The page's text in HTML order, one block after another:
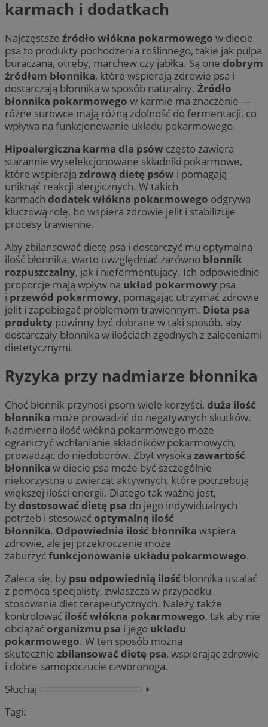
karmach i dodatkach
Najczęstsze źródło włókna pokarmowego w diecie
psa to produkty pochodzenia roślinnego, takie jak pulpa
buraczana, otręby, marchew czy jabłka. Są one dobrym
źródłem błonnika, które wspierają zdrowie psa i
dostarczają błonnika w sposób naturalny. Źródło
błonnika pokarmowego w karmie ma znaczenie —
różne surowce mają różną zdolność do fermentacji, co
wpływa na funkcjonowanie układu pokarmowego.
Hipoalergiczna karma dla psów często zawiera
starannie wyselekcjonowane składniki pokarmowe,
które wspierają zdrową dietę psów i pomagają
uniknąć reakcji alergicznych. W takich
karmach dodatek włókna pokarmowego odgrywa
kluczową rolę, bo wspiera zdrowie jelit i stabilizuje
procesy trawienne.
Aby zbilansować dietę psa i dostarczyć mu optymalną
ilość błonnika, warto uwzględniać zarówno błonnik
rozpuszczalny, jak i niefermentujący. Ich odpowiednie
proporcje mają wpływ na układ pokarmowy psa
i przewód pokarmowy, pomagając utrzymać zdrowie
jelit i zapobiegać problemom trawiennym. Dieta psa
produkty powinny być dobrane w taki sposób, aby
dostarczały błonnika w ilościach zgodnych z zaleceniami
dietetycznymi.
Ryzyka przy nadmiarze błonnika
Choć błonnik przynosi psom wiele korzyści, duża ilość
błonnika może prowadzić do negatywnych skutków.
Nadmierna ilość włókna pokarmowego może
ograniczyć wchłanianie składników pokarmowych,
prowadząc do niedoborów. Zbyt wysoka zawartość
błonnika w diecie psa może być szczególnie
niekorzystna u zwierząt aktywnych, które potrzebują
większej ilości energii. Dlatego tak ważne jest,
by dostosować dietę psa do jego indywidualnych
potrzeb i stosować optymalną ilość
błonnika. Odpowiednia ilość błonnika wspiera
zdrowie, ale jej przekroczenie może
zaburzyćfunkcjonowanie układu pokarmowego.
Zaleca się, by psu odpowiednią ilość błonnika ustalać
z pomocą specjalisty, zwłaszcza w przypadku
stosowania diet terapeutycznych. Należy także
kontrolować ilość włókna pokarmowego, tak aby nie
obciążać organizmu psa i jego układu
pokarmowego. W ten sposób można
skutecznie zbilansować dietę psa, wspierając zdrowie
i dobre samopoczucie czworonoga.
Słuchaj
⏵︎
Tagi: